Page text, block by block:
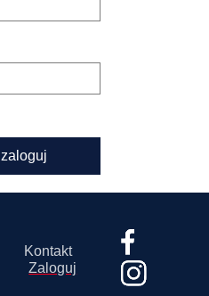
zaloguj
Kontakt
Zaloguj